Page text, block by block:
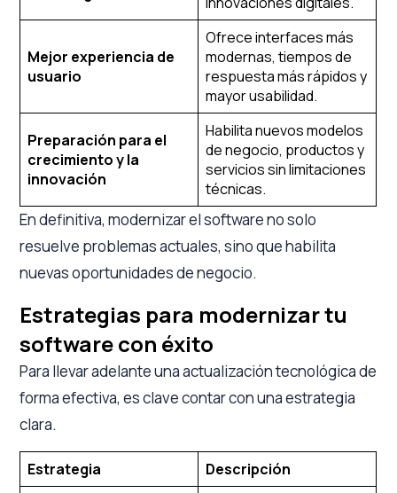
Mejor experiencia de
usuario
Ofrece interfaces más
modernas, tiempos de
respuesta más rápidos y
mayor usabilidad.
Preparación para el
crecimiento y la
innovación
Habilita nuevos modelos
de negocio, productos y
servicios sin limitaciones
técnicas.
En definitiva, modernizar el software no solo
resuelve problemas actuales, sino que habilita
nuevas oportunidades de negocio.
Estrategias para modernizar tu
software con éxito
Para llevar adelante una actualización tecnológica de
forma efectiva, es clave contar con una estrategia
clara.
Estrategia Descripción